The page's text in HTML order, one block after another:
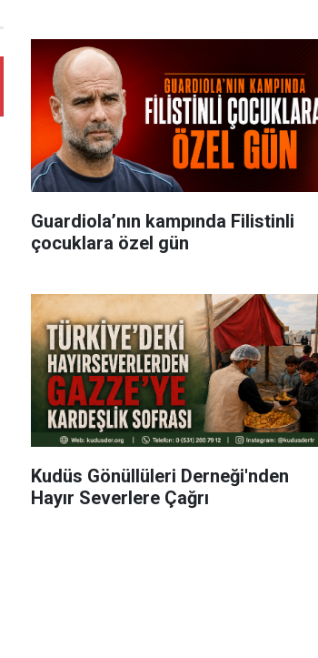
Guardiola’nın kampında Filistinli
çocuklara özel gün
Kudüs Gönüllüleri Derneği'nden
Hayır Severlere Çağrı